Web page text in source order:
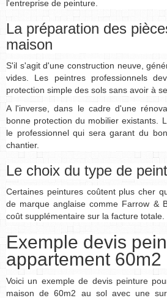
l'entreprise de peinture.
La préparation des
maison
S'il s'agit d'une construction neuve,
vides. Les peintres professionnels
protection simple des sols sans avoir à
A l'inverse, dans le cadre d'une
bonne protection du mobilier existants.
le professionnel qui sera garant du
chantier.
Le choix du type de
Certaines peintures coûtent plus cher
de marque anglaise comme Farrow &
coût supplémentaire sur la facture totale.
Exemple devis
appartement 60m2
Voici un exemple de devis peinture
maison de 60m2 au sol avec une